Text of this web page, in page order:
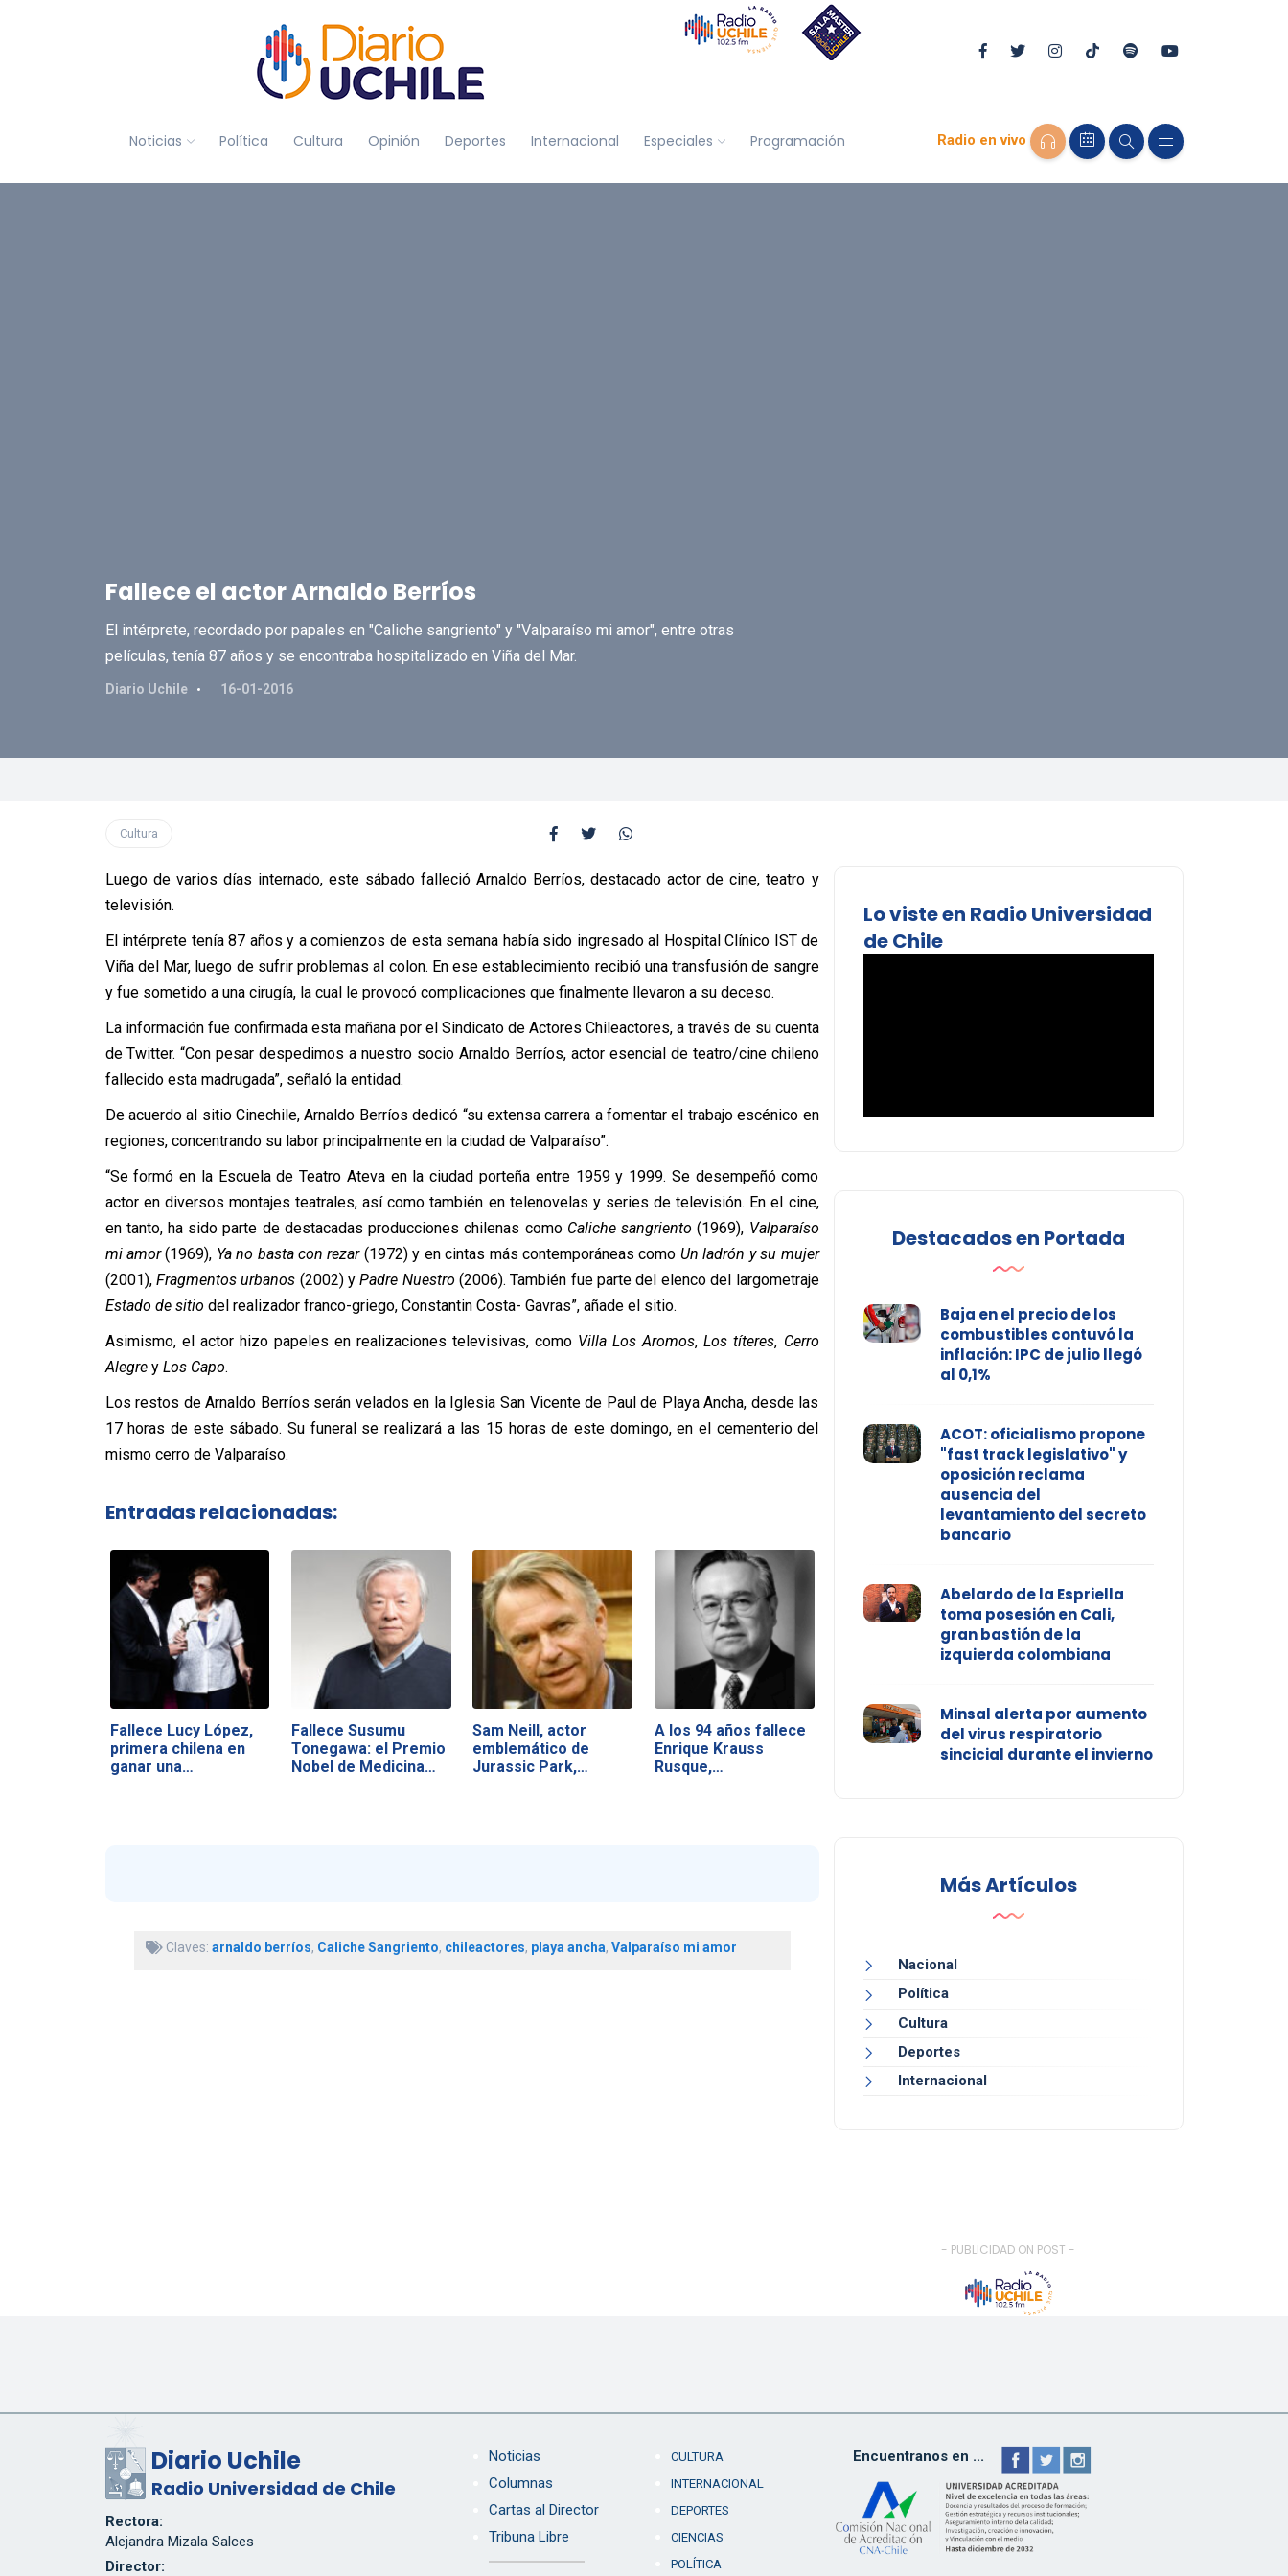
Noticias Política Cultura Opinión Deportes Internacional Especiales Programación Radio en vivo
Fallece el actor Arnaldo Berríos
El intérprete, recordado por papales en "Caliche sangriento" y "Valparaíso mi amor", entre otras
películas, tenía 87 años y se encontraba hospitalizado en Viña del Mar.
Diario Uchile 16-01-2016
Cultura
Luego de varios días internado, este sábado falleció Arnaldo Berríos, destacado actor de cine, teatro y
televisión.
El intérprete tenía 87 años y a comienzos de esta semana había sido ingresado al Hospital Clínico IST de
Viña del Mar, luego de sufrir problemas al colon. En ese establecimiento recibió una transfusión de sangre
y fue sometido a una cirugía, la cual le provocó complicaciones que finalmente llevaron a su deceso.
La información fue confirmada esta mañana por el Sindicato de Actores Chileactores, a través de su cuenta
de Twitter. “Con pesar despedimos a nuestro socio Arnaldo Berríos, actor esencial de teatro/cine chileno
fallecido esta madrugada”, señaló la entidad.
De acuerdo al sitio Cinechile, Arnaldo Berríos dedicó “su extensa carrera a fomentar el trabajo escénico en
regiones, concentrando su labor principalmente en la ciudad de Valparaíso”.
“Se formó en la Escuela de Teatro Ateva en la ciudad porteña entre 1959 y 1999. Se desempeñó como
actor en diversos montajes teatrales, así como también en telenovelas y series de televisión. En el cine,
en tanto, ha sido parte de destacadas producciones chilenas como Caliche sangriento (1969), Valparaíso
mi amor(1969), Ya no basta con rezar(1972) y en cintas más contemporáneas como Un ladrón y su mujer
(2001), Fragmentos urbanos (2002) yPadre Nuestro (2006). También fue parte del elenco del largometraje
Estado de sitio del realizador franco-griego, Constantin Costa- Gavras”, añade el sitio.
Asimismo, el actor hizo papeles en realizaciones televisivas, como Villa Los Aromos,Los títeres, Cerro
Alegrey Los Capo.
Los restos de Arnaldo Berríos serán velados en la Iglesia San Vicente de Paul de Playa Ancha, desde las
17 horas de este sábado. Su funeral se realizará a las 15 horas de este domingo, en el cementerio del
mismo cerro de Valparaíso.
Entradas relacionadas:
Fallece Lucy López,
primera chilena en
ganar una…
Fallece Susumu
Tonegawa: el Premio
Nobel de Medicina…
Sam Neill, actor
emblemático de
Jurassic Park,
A los 94 años fallece
Enrique Krauss
Rusque,…
Claves: arnaldo berríos, Caliche Sangriento, chileactores, playa ancha, Valparaíso mi amor
Lo viste en Radio Universidad
de Chile
Destacados en Portada
Baja en el precio de los
combustibles contuvó la
inflación: IPC de julio llegó
al 0,1%
ACOT: oficialismo propone
"fast track legislativo" y
oposición reclama
ausencia del
levantamiento del secreto
bancario
Abelardo de la Espriella
toma posesión en Cali,
gran bastión de la
izquierda colombiana
Minsal alerta por aumento
del virus respiratorio
sincicial durante el invierno
Más Artículos
Nacional
Política
Cultura
Deportes
Internacional
- PUBLICIDAD ON POST -
Diario Uchile
Radio Universidad de Chile
Rectora:
Alejandra Mizala Salces
Director:
Noticias
Columnas
Cartas al Director
Tribuna Libre
CULTURA
INTERNACIONAL
DEPORTES
CIENCIAS
POLÍTICA
Encuentranos en ...